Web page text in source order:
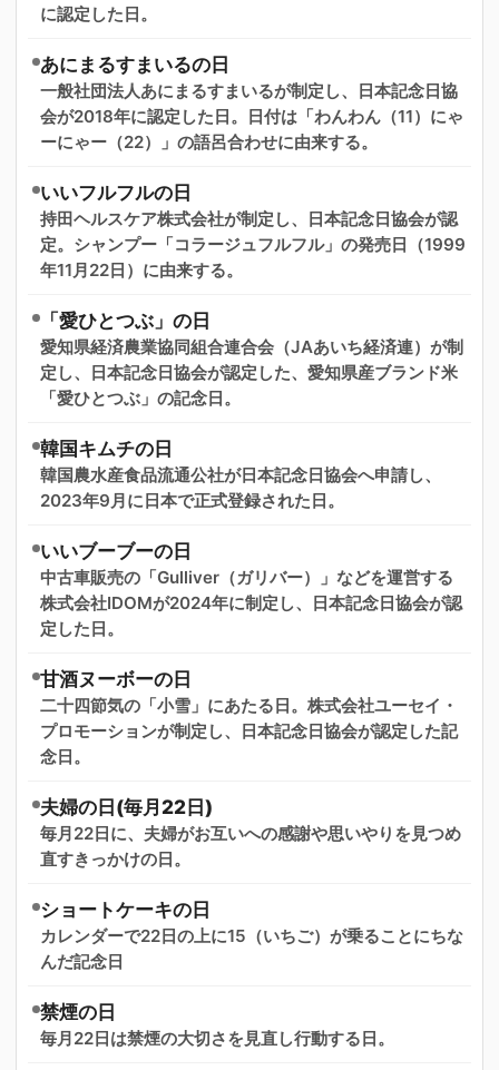
に認定した日。
あにまるすまいるの日
一般社団法人あにまるすまいるが制定し、日本記念日協
会が2018年に認定した日。日付は「わんわん（11）にゃ
ーにゃー（22）」の語呂合わせに由来する。
いいフルフルの日
持田ヘルスケア株式会社が制定し、日本記念日協会が認
定。シャンプー「コラージュフルフル」の発売日（1999
年11月22日）に由来する。
「愛ひとつぶ」の日
愛知県経済農業協同組合連合会（JAあいち経済連）が制
定し、日本記念日協会が認定した、愛知県産ブランド米
「愛ひとつぶ」の記念日。
韓国キムチの日
韓国農水産食品流通公社が日本記念日協会へ申請し、
2023年9月に日本で正式登録された日。
いいブーブーの日
中古車販売の「Gulliver（ガリバー）」などを運営する
株式会社IDOMが2024年に制定し、日本記念日協会が認
定した日。
甘酒ヌーボーの日
二十四節気の「小雪」にあたる日。株式会社ユーセイ・
プロモーションが制定し、日本記念日協会が認定した記
念日。
夫婦の日(毎月22日)
毎月22日に、夫婦がお互いへの感謝や思いやりを見つめ
直すきっかけの日。
ショートケーキの日
カレンダーで22日の上に15（いちご）が乗ることにちな
んだ記念日
禁煙の日
毎月22日は禁煙の大切さを見直し行動する日。